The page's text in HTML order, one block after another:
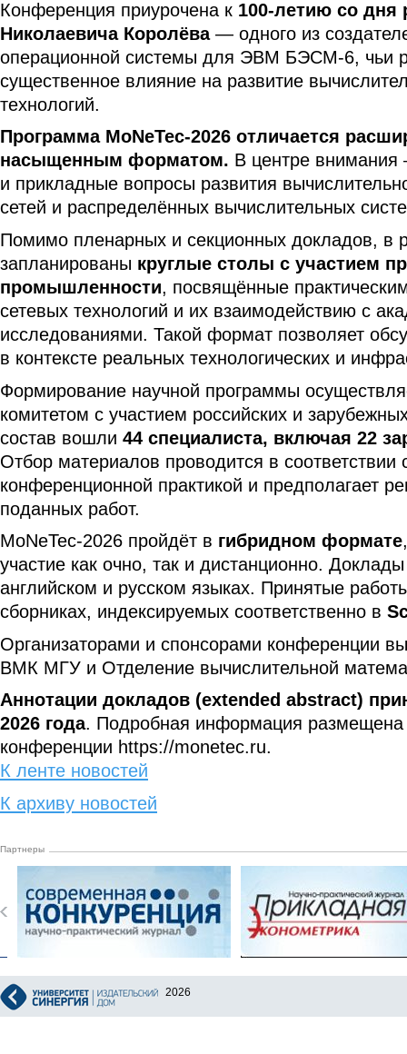
Конференция приурочена к 100-летию со дня
Николаевича Королёва— одного из
операционной системы для ЭВМ БЭСМ-6, чьи
существенное влияние на развитие
технологий.
Программа MoNeTec-2026 отличается
насыщенным форматом. В центре
и прикладные вопросы развития
сетей и распределённых вычислительных
Помимо пленарных и секционных докладов, в
запланированы круглые столы с участием
промышленности, посвящённые
сетевых технологий и их взаимодействию с
исследованиями. Такой формат позволяет
в контексте реальных технологических и
Формирование научной программы
комитетом с участием российских и
состав вошли 44 специалиста, включая 22
Отбор материалов проводится в
конференционной практикой и предполагает
поданных работ.
MoNeTec-2026 пройдёт в гибридном формате
участие как очно, так и дистанционно.
английском и русском языках. Принятые
сборниках, индексируемых соответственно в
Организаторами и спонсорами конференции
ВМК МГУ и Отделение вычислительной
Аннотации докладов (extended abstract)
2026 года. Подробная информация
конференции https://monetec.ru.
К ленте новостей
К архиву новостей
Партнеры
2026